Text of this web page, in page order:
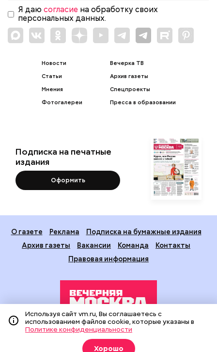
Я даю согласие на обработку своих
персональных данных.
Новости
Статьи
Мнения
Фотогалереи
Вечерка ТВ
Архив газеты
Спецпроекты
Пресса в образовании
Подписка на печатные
издания
Оформить
О газете Реклама
Подписка на бумажные издания
Архив газеты
Вакансии Команда
Контакты
Правовая информация
Издание создано при финансовой поддержке Департамента
средств массовой информации и рекламы города Москвы.
На сайте применяются рекомендательные технологии
Используя сайт vm.ru, Вы соглашаетесь с
использованием файлов cookie, которые указаны в
Политике конфиденциальности
Хорошо